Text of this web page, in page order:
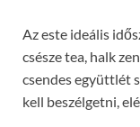
Az este ideális
csésze tea, halk
csendes együttlét
kell beszélgetni,